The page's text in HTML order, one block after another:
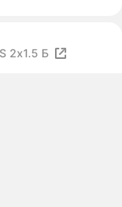
2х1.5 Б